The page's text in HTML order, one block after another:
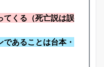
てくる（死亡説は誤
あることは台本・